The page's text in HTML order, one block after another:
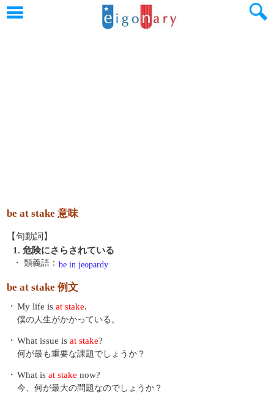
be at stake 意味
【句動詞】
1. 危険にさらされている
・ 類義語： be in jeopardy
be at stake 例文
・ My life is at stake.
僕の人生がかかっている。
・ What issue is at stake?
何が最も重要な課題でしょうか？
・ What is at stake now?
今、何が最大の問題なのでしょうか？